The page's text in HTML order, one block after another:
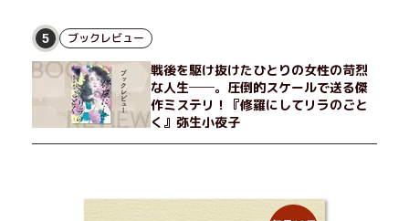
5 ブックレビュー
戦後を駆け抜けたひとりの女性の苛烈
な人生──。圧倒的スケールで送る傑
作ミステリ！『修羅にしてリラのごと
く』弥生小夜子